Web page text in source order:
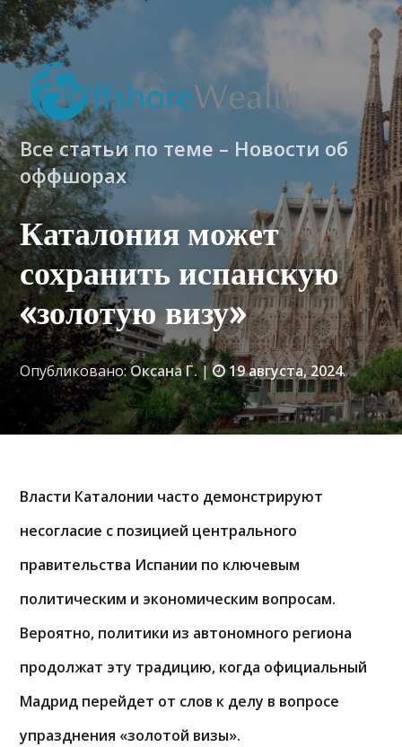
Все статьи по теме – Новости об
оффшорах
Каталония может
сохранить испанскую
«золотую визу»
Опубликовано:Оксана Г.| 19 августа, 2024.
Власти Каталонии часто демонстрируют
несогласие с позицией центрального
правительства Испании по ключевым
политическим и экономическим вопросам.
Вероятно, политики из автономного региона
продолжат эту традицию, когда официальный
Мадрид перейдет от слов к делу в вопросе
упразднения «золотой визы».